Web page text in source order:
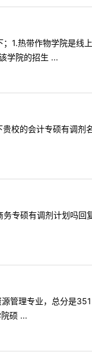
热带作物学院是线
学院的招生 ...
的会计专硕有调剂
硕有调剂计划吗回
管理专业，总分是
硕 ...